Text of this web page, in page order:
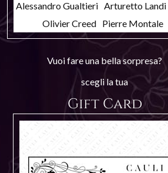
Alessandro Gualtieri Arturetto Landi
Olivier Creed Pierre Montale
Vuoi fare una bella sorpresa?
scegli la tua
Gift Card